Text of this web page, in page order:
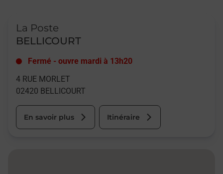
La Poste
BELLICOURT
Fermé - ouvre mardi à 13h20
4 RUE MORLET
02420 BELLICOURT
En savoir plus Itinéraire